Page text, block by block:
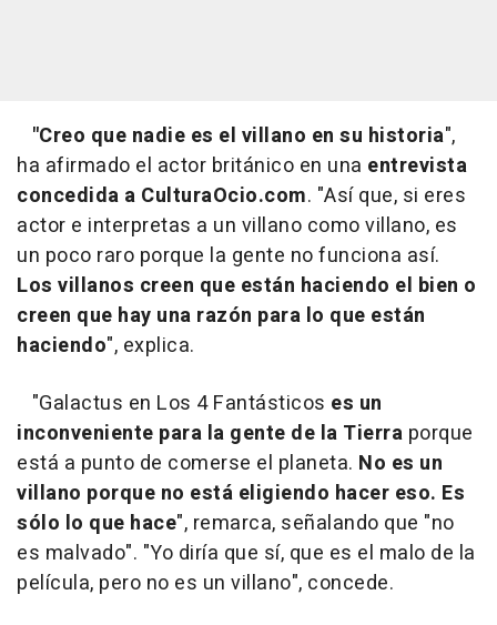
"Creo que nadie es el villano en su historia",
ha afirmado el actor británico en una entrevista
concedida a CulturaOcio.com. "Así que, si eres
actor e interpretas a un villano como villano, es
un poco raro porque la gente no funciona así.
Los villanos creen que están haciendo el bien o
creen que hay una razón para lo que están
haciendo", explica.
"Galactus en Los 4 Fantásticos es un
inconveniente para la gente de la Tierra porque
está a punto de comerse el planeta. No es un
villano porque no está eligiendo hacer eso. Es
sólo lo que hace", remarca, señalando que "no
es malvado". "Yo diría que sí, que es el malo de la
película, pero no es un villano", concede.